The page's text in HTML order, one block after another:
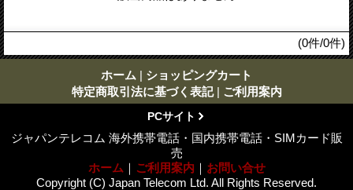
(0件/0件)
ホーム | ショッピングカート
特定商取引法に基づく表記 | ご利用案内
PCサイト
ジャパンテレコム 海外携帯電話・国内携帯電話・SIMカード販
売
ホーム ｜ ご利用案内 ｜ お問い合せ
Copyright (C) Japan Telecom Ltd. All Rights Reserved.